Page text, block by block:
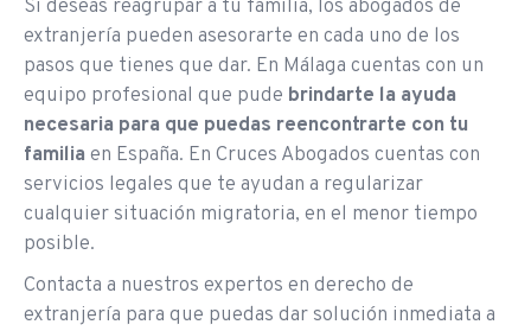
Si deseas reagrupar a tu familia, los abogados de
extranjería pueden asesorarte en cada uno de los
pasos que tienes que dar. En Málaga cuentas con un
equipo profesional que pude brindarte la ayuda
necesaria para que puedas reencontrarte con tu
familia en España. En Cruces Abogados cuentas con
servicios legales que te ayudan a regularizar
cualquier situación migratoria, en el menor tiempo
posible.
Contacta a nuestros expertos en derecho de
extranjería para que puedas dar solución inmediata a